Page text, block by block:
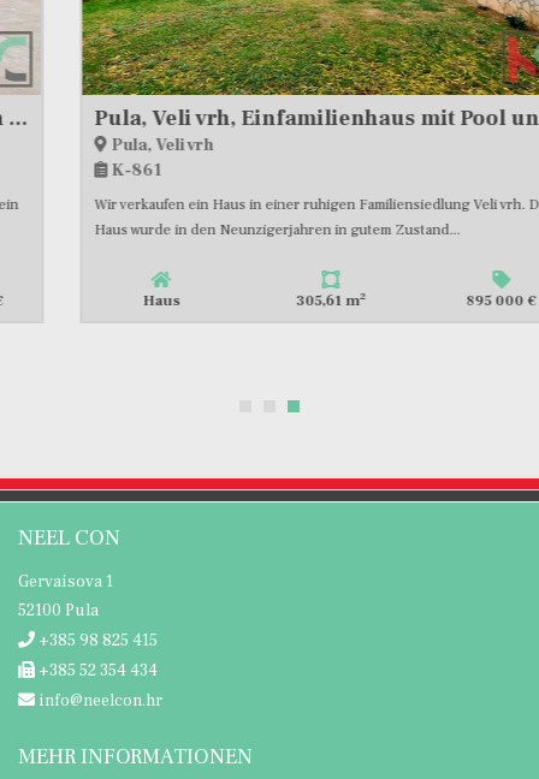
Pula, Veli vrh, Einfamilienhaus mit Pool und Garten, # zu verkaufen
Pula, Veli vrh
K-861
Wir verkaufen ein Haus in einer ruhigen Familiensiedlung Veli vrh. Das
Haus wurde in den Neunzigerjahren in gutem Zustand...
305,61 m2 895 000 €
NEEL CON
Gervaisova 1
52100 Pula
+385 98 825 415
+385 52 354 434
info@neelcon.hr
MEHR INFORMATIONEN